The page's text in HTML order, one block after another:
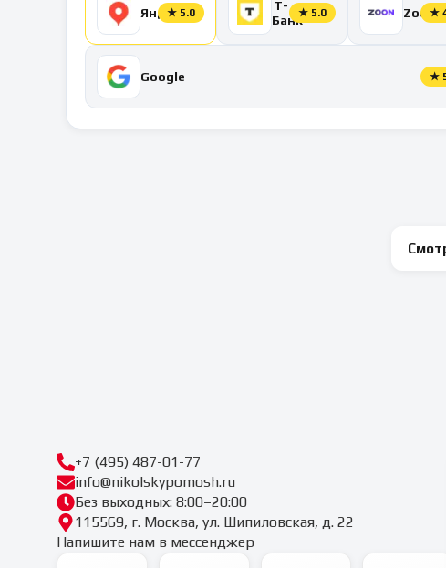
Яндекс
★ 5.0
Т-
Банк★ 5.0 Zoon★
Google ★
+7 (495) 487-01-77
info@nikolskypomosh.ru
Без выходных: 8:00–20:00
115569, г. Москва, ул. Шипиловская, д. 22
Напишите нам в мессенджер